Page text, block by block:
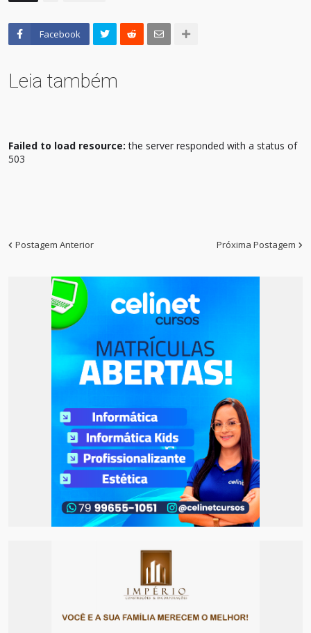
Facebook
Leia também
Failed to load resource: the server responded with a status of
503
Postagem Anterior Próxima Postagem